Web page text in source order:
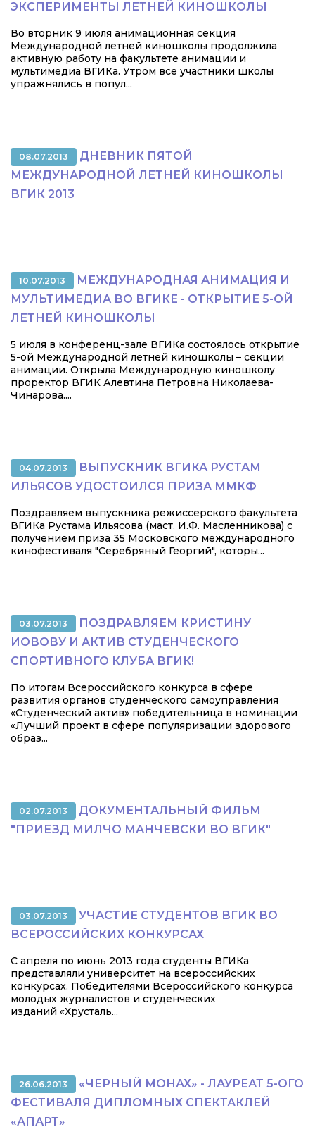
ЭКСПЕРИМЕНТЫ ЛЕТНЕЙ КИНОШКОЛЫ
Во вторник 9 июля анимационная секция
Международной летней киношколы продолжила
активную работу на факультете анимации и
мультимедиа ВГИКа. Утром все участники школы
упражнялись в попул...
08.07.2013
ДНЕВНИК ПЯТОЙ
МЕЖДУНАРОДНОЙ ЛЕТНЕЙ КИНОШКОЛЫ
ВГИК 2013
10.07.2013
МЕЖДУНАРОДНАЯ АНИМАЦИЯ И
МУЛЬТИМЕДИА ВО ВГИКЕ - ОТКРЫТИЕ 5-ОЙ
ЛЕТНЕЙ КИНОШКОЛЫ
5 июля в конференц-зале ВГИКа состоялось открытие
5-ой Международной летней киношколы – секции
анимации. Открыла Международную киношколу
проректор ВГИК Алевтина Петровна Николаева-
Чинарова....
04.07.2013
ВЫПУСКНИК ВГИКА РУСТАМ
ИЛЬЯСОВ УДОСТОИЛСЯ ПРИЗА ММКФ
Поздравляем выпускника режиссерского факультета
ВГИКа Рустама Ильясова (маст. И.Ф. Масленникова) с
получением приза 35 Московского международного
кинофестиваля "Серебряный Георгий", которы...
03.07.2013
ПОЗДРАВЛЯЕМ КРИСТИНУ
ИОВОВУ И АКТИВ СТУДЕНЧЕСКОГО
СПОРТИВНОГО КЛУБА ВГИК!
По итогам Всероссийского конкурса в сфере
развития органов студенческого самоуправления
«Студенческий актив» победительница в номинации
«Лучший проект в сфере популяризации здорового
образ...
02.07.2013
ДОКУМЕНТАЛЬНЫЙ ФИЛЬМ
"ПРИЕЗД МИЛЧО МАНЧЕВСКИ ВО ВГИК"
03.07.2013
УЧАСТИЕ СТУДЕНТОВ ВГИК ВО
ВСЕРОССИЙСКИХ КОНКУРСАХ
С апреля по июнь 2013 года студенты ВГИКа
представляли университет на всероссийских
конкурсах. Победителями Всероссийского конкурса
молодых журналистов и студенческих
изданий «Хрусталь...
26.06.2013
«ЧЕРНЫЙ МОНАХ» - ЛАУРЕАТ 5-ОГО
ФЕСТИВАЛЯ ДИПЛОМНЫХ СПЕКТАКЛЕЙ
«АПАРТ»